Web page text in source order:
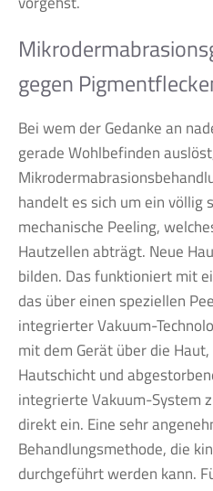
gegen
Bei wem der Gedanke an
gerade Wohlbefinden
handelt es sich um ein völlig
mechanische Peeling,
Hautzellen abträgt. Neue
bilden. Das funktioniert mit
das über einen speziellen
integrierter Vakuum-
mit dem Gerät über die
Hautschicht und
integrierte Vakuum-System
direkt ein. Eine sehr
Behandlungsmethode, die
durchgeführt werden kann.